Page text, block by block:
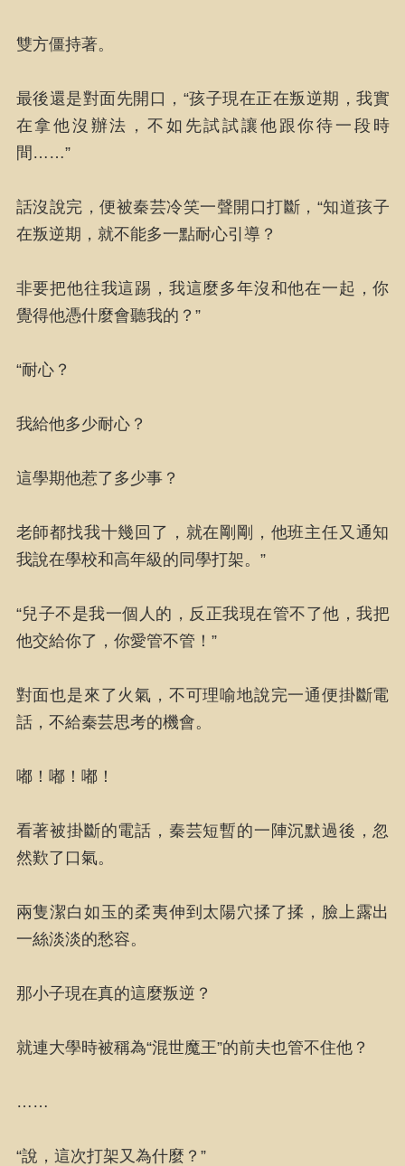
雙方僵持著。
最後還是對面先開口，“孩子現在正在叛逆期，我實
在拿他沒辦法，不如先試試讓他跟你待一段時
間……”
話沒說完，便被秦芸冷笑一聲開口打斷，“知道孩子
在叛逆期，就不能多一點耐心引導？
非要把他往我這踢，我這麼多年沒和他在一起，你
覺得他憑什麼會聽我的？”
“耐心？
我給他多少耐心？
這學期他惹了多少事？
老師都找我十幾回了，就在剛剛，他班主任又通知
我說在學校和高年級的同學打架。”
“兒子不是我一個人的，反正我現在管不了他，我把
他交給你了，你愛管不管！”
對面也是來了火氣，不可理喻地說完一通便掛斷電
話，不給秦芸思考的機會。
嘟！嘟！嘟！
看著被掛斷的電話，秦芸短暫的一陣沉默過後，忽
然歎了口氣。
兩隻潔白如玉的柔夷伸到太陽穴揉了揉，臉上露出
一絲淡淡的愁容。
那小子現在真的這麼叛逆？
就連大學時被稱為“混世魔王”的前夫也管不住他？
……
“說，這次打架又為什麼？”